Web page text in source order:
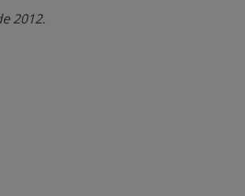
2012.